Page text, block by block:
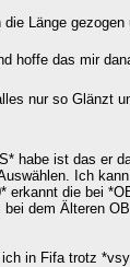
Länge
hoffe das mir
nur so Glänzt
habe ist das er
Ich
erkannt die bei
dem Älteren
in Fifa trotz